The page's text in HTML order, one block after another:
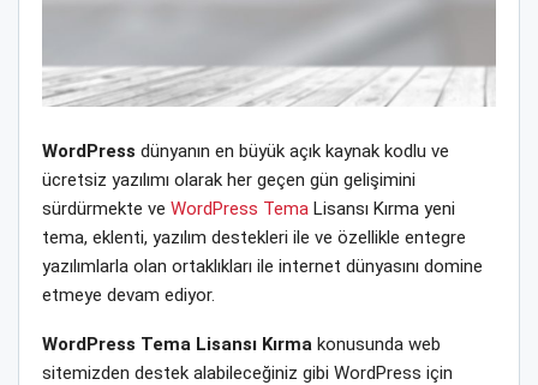
WordPress dünyanın en büyük açık kaynak kodlu ve
ücretsiz yazılımı olarak her geçen gün gelişimini
sürdürmekte ve WordPress Tema Lisansı Kırma yeni
tema, eklenti, yazılım destekleri ile ve özellikle entegre
yazılımlarla olan ortaklıkları ile internet dünyasını domine
etmeye devam ediyor.
WordPress Tema Lisansı Kırma konusunda web
sitemizden destek alabileceğiniz gibi WordPress için